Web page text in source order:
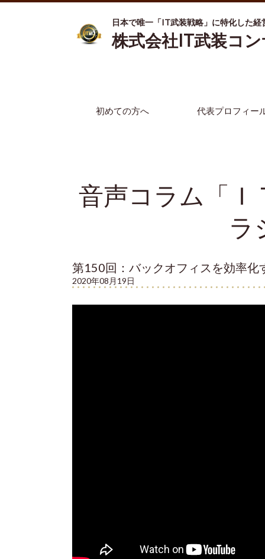
日本で唯一「IT武装戦略」に特化した経
株式会社IT武装コ
初めての方へ 代表プロフィー
音声コラム「Ｉ
ラ
第150回：バックオフィスを効率化
2020年08月19日